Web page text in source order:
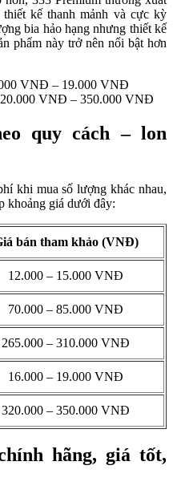
kế thanh mảnh và cực kỳ
bia hảo hạng nhưng thiết kế
phẩm này trở nên nổi bật hơn
VNĐ – 19.000 VNĐ
VNĐ – 350.000 VNĐ
quy cách – lon
khi mua số lượng khác nhau,
khoảng giá dưới đây:
bán tham khảo (VNĐ)
12.000 – 15.000 VNĐ
70.000 – 85.000 VNĐ
265.000 – 310.000 VNĐ
16.000 – 19.000 VNĐ
320.000 – 350.000 VNĐ
hãng, giá tốt,